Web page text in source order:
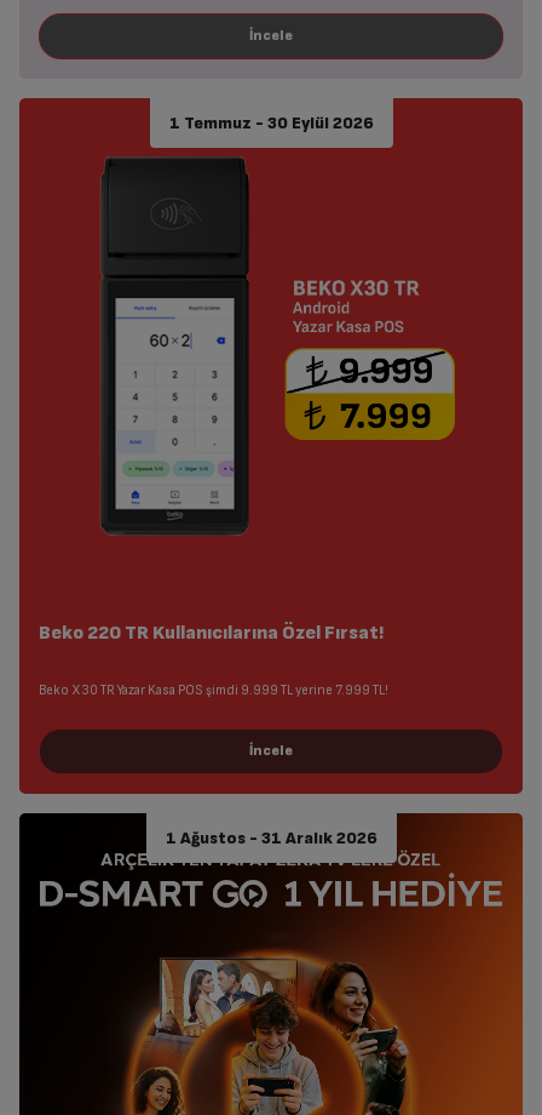
1 Temmuz - 30 Eylül 2026
Beko 220 TR Kullanıcılarına Özel Fırsat!
Beko X30 TR Yazar Kasa POS şimdi 9.999 TL yerine 7.999 TL!
1 Ağustos - 31 Aralık 2026